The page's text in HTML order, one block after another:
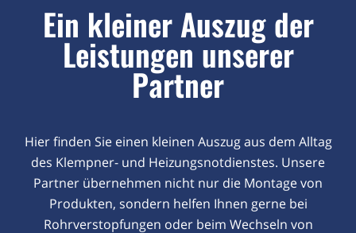
Ein kleiner Auszug der
Leistungen unserer
Partner
Hier finden Sie einen kleinen Auszug aus dem Alltag
des Klempner- und Heizungsnotdienstes. Unsere
Partner übernehmen nicht nur die Montage von
Produkten, sondern helfen Ihnen gerne bei
Rohrverstopfungen oder beim Wechseln von